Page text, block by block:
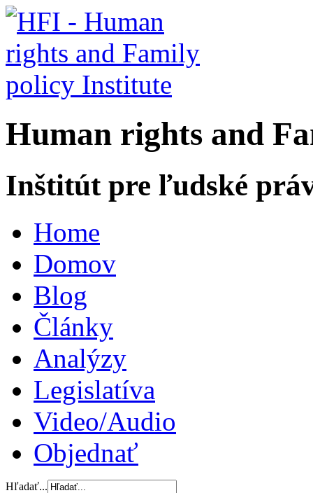
Human rights and F
Inštitút pre ľudské
Home
Domov
Blog
Články
Analýzy
Legislatíva
Video/Audio
Objednať
Hľadať...